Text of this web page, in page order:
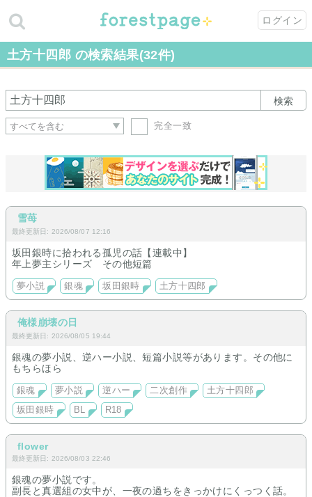
ログイン
土方十四郎 の検索結果(32件)
検索
完全一致
雪苺
最終更新日: 2026/08/07 12:16
坂田銀時に拾われる孤児の話【連載中】
年上夢主シリーズ その他短篇
夢小説 銀魂 坂田銀時 土方十四郎
俺様崩壊の日
最終更新日: 2026/08/05 19:44
銀魂の夢小説、逆ハー小説、短篇小説等があります。その他に
もちらほら
銀魂 夢小説 逆ハー 二次創作
土方十四郎
坂田銀時
BL R18
flower
最終更新日: 2026/08/03 22:46
銀魂の夢小説です。
副長と真選組の女中が、一夜の過ちをきっかけにくっつく話。